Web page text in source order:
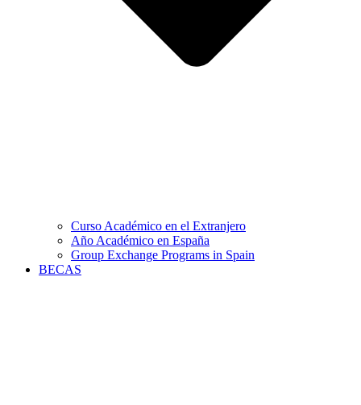
Curso Académico en el Extranjero
Año Académico en España
Group Exchange Programs in Spain
BECAS